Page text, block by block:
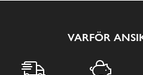
VARFÖR